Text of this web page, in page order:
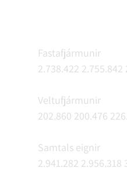
Fastafjármunir
2.738.422
Veltufjármunir
202.860 200.476
Samtals eignir
2.941.282 2.956.318